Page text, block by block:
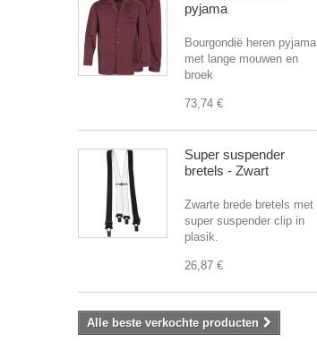
pyjama
Bourgondië heren pyjama
met lange mouwen en
broek
73,74 €
Super suspender
bretels - Zwart
Zwarte brede bretels met
super suspender clip in
plasik.
26,87 €
Alle beste verkochte producten